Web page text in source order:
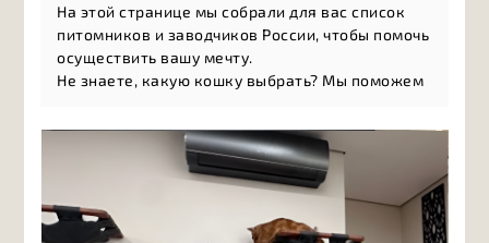
На этой странице мы собрали для вас список
питомников и заводчиков России, чтобы помочь
осуществить вашу мечту.
Не знаете, какую кошку выбрать? Мы поможем
что подойдёт именно вам: активные и игривые
асковые компаньоны, независимые
ипоаллергенные кошки